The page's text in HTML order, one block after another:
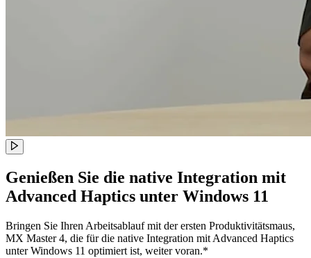
Genießen Sie die native Integration mit
Advanced Haptics unter Windows 11
Bringen Sie Ihren Arbeitsablauf mit der ersten Produktivitätsmaus,
MX Master 4, die für die native Integration mit Advanced Haptics
unter Windows 11 optimiert ist, weiter voran.*